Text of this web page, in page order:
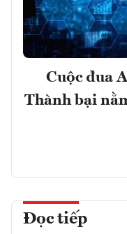
Cuộc đua
Thành bại
Đọc tiếp